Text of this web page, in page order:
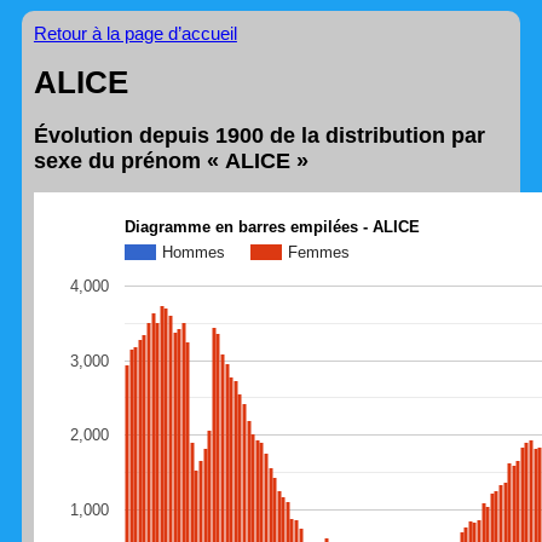
Retour à la page d’accueil
ALICE
Évolution depuis 1900 de la distribution par
sexe du prénom « ALICE »
Diagramme en barres empilées - ALICE
Hommes
Femmes
1,000
2,000
3,000
4,000